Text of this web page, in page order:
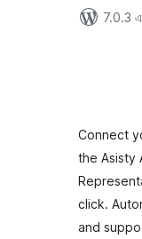
7.0.3
Connect
the Asisty
click.
and